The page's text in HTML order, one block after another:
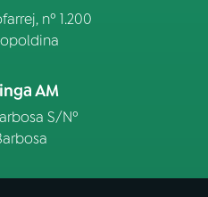
nº 1.200
AM
S/Nº